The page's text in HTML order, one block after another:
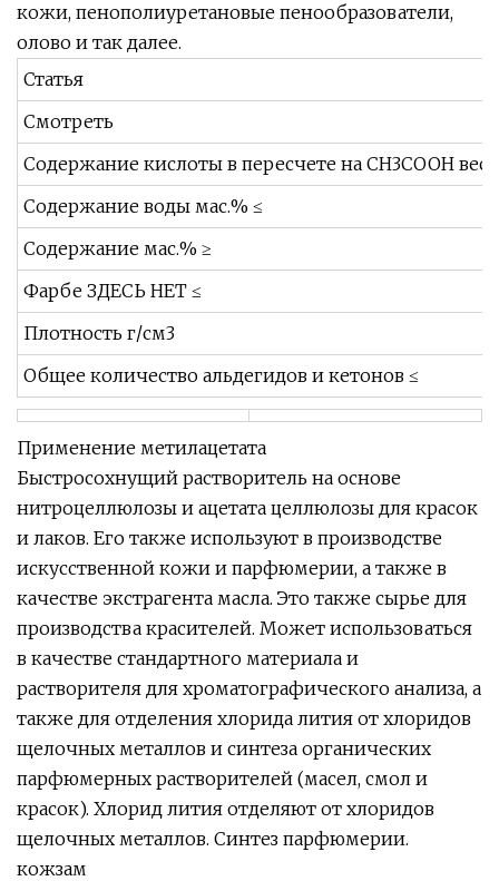
кожи, пенополиуретановые пенообразователи,
олово и так далее.
Статья
Смотреть
Содержание кислоты в пересчете на CH3COOH
Содержание воды мас.% ≤
Содержание мас.% ≥
Фарбе ЗДЕСЬ НЕТ ≤
Плотность г/см3
Общее количество альдегидов и кетонов ≤
Применение метилацетата
Быстросохнущий растворитель на основе
нитроцеллюлозы и ацетата целлюлозы для красок
и лаков. Его также используют в производстве
искусственной кожи и парфюмерии, а также в
качестве экстрагента масла. Это также сырье для
производства красителей. Может использоваться
в качестве стандартного материала и
растворителя для хроматографического анализа, а
также для отделения хлорида лития от хлоридов
щелочных металлов и синтеза органических
парфюмерных растворителей (масел, смол и
красок). Хлорид лития отделяют от хлоридов
щелочных металлов. Синтез парфюмерии.
кожзам